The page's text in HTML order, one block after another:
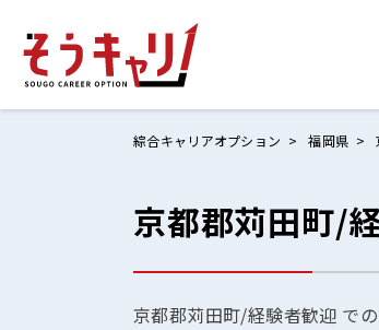
綜合キャリアオプション 福岡県
京都郡苅田町/
京都郡苅田町/経験者歓迎 で